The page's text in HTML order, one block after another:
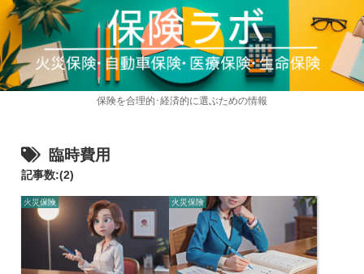
保険を合理的･経済的に選ぶための情報
臨時費用
記事数:(2)
火災保険 火災保険